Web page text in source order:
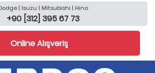
| Isuzu | Mitsubishi | Hino
+90 [312] 395 67 73
Online Alışveriş